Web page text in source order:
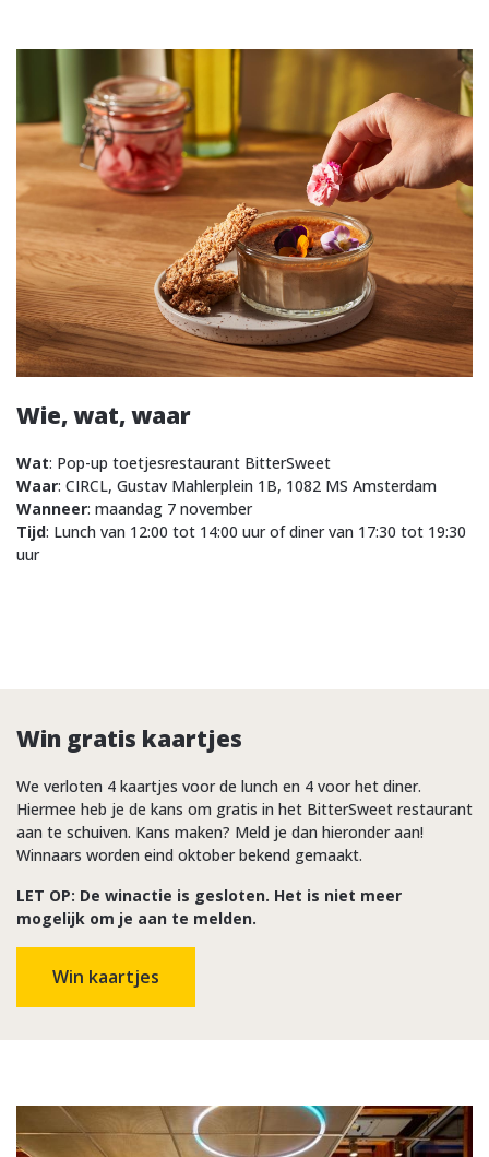
Wie, wat, waar
Wat: Pop-up toetjesrestaurant BitterSweet
Waar: CIRCL, Gustav Mahlerplein 1B, 1082 MS Amsterdam
Wanneer: maandag 7 november
Tijd: Lunch van 12:00 tot 14:00 uur of diner van 17:30 tot 19:30
uur
Win gratis kaartjes
We verloten 4 kaartjes voor de lunch en 4 voor het diner.
Hiermee heb je de kans om gratis in het BitterSweet restaurant
aan te schuiven. Kans maken? Meld je dan hieronder aan!
Winnaars worden eind oktober bekend gemaakt.
LET OP: De winactie is gesloten. Het is niet meer
mogelijk om je aan te melden.
Win kaartjes